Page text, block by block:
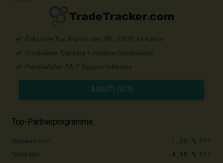
Exklusive Top Brands wie JBL, ASUS, Airfrance
Cookieless Tracking + intuitive Dashboards
Persönlicher 24/7 Support inklusive
ANMELDEN
Top-Partnerprogramme:
Emirates.com 1,25 %
Topdrinks 4,90 %